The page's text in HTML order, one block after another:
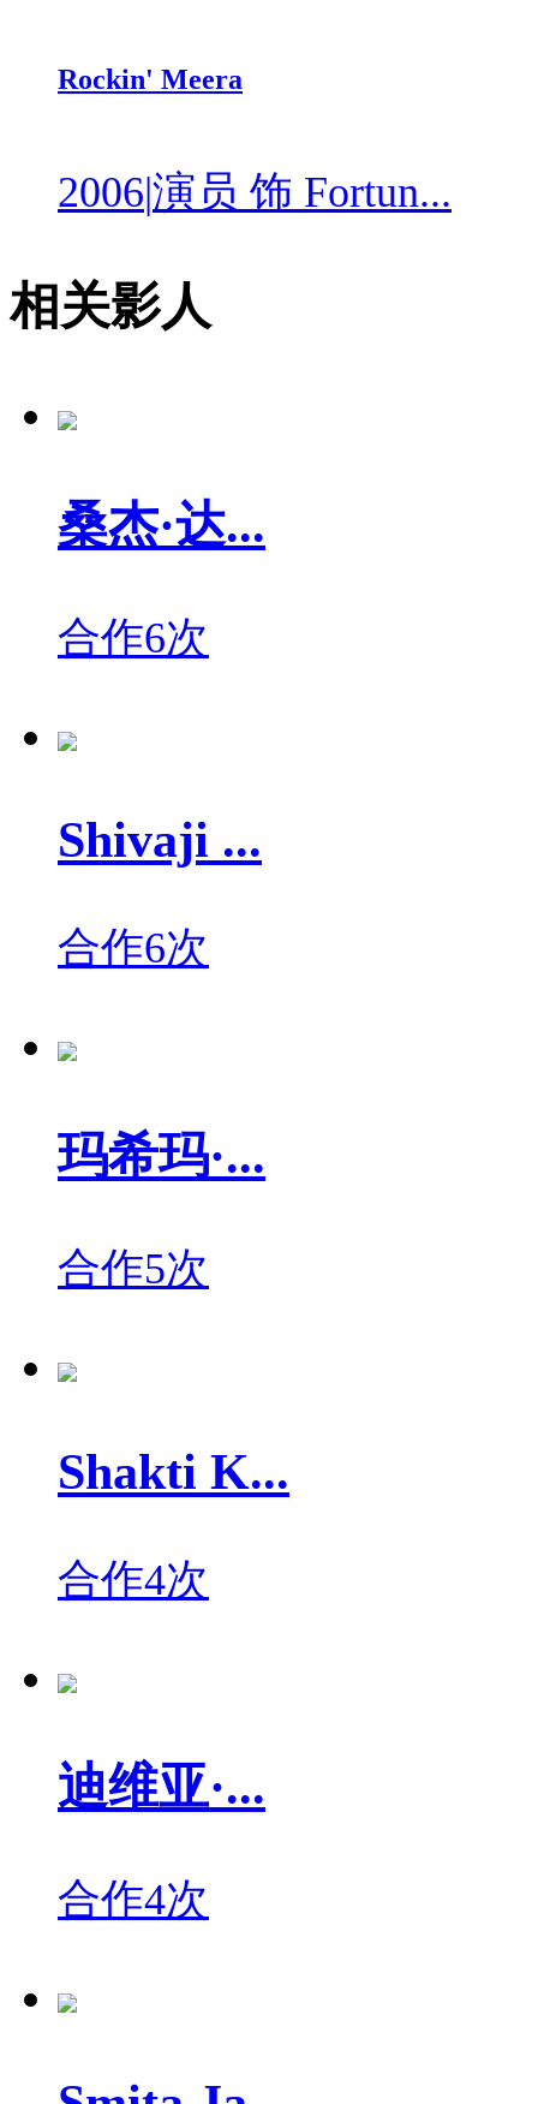
Rockin' Meera
2006|演员 饰 Fortun...
相关影人
桑杰·达...
合作6次
Shivaji ...
合作6次
玛希玛·...
合作5次
Shakti K...
合作4次
迪维亚·...
合作4次